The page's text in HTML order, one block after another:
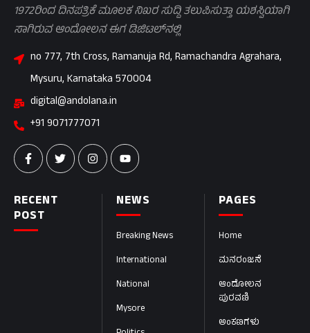
PAGES
Home
ಮನರಂಜನೆ
ಆಂದೋಲನ
ಪುರವಣಿ
ಅಂಕಣಗಳು
NEWS
Breaking News
International
National
Mysore
RECENT
POST
1972ರಿಂದ ದಿನಪತ್ರಿಕೆ ಮೂಲಕ ನಿಖರ ಸುದ್ದಿ ತಲುಪಿಸುತ್ತಾ ಯಶಸ್ವಿಯಾಗಿ
ಸಾಗಿರುವ ಆಂದೋಲನ ಈಗ ಡಿಜಿಟಲ್‌ನಲ್ಲಿ
no 777, 7th Cross, Ramanuja Rd, Ramachandra Agrahara,
Mysuru, Karnataka 570004
digital@andolana.in
+91 9071777071